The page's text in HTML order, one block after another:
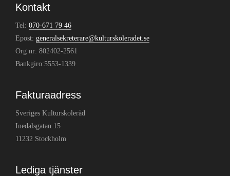
Kontakt
Tel: 070-671 79 46
Epost: generalsekreterare@kulturskoleradet.se
Org nr: 802402-2561
Bankgiro:5553-1339
Fakturaadress
Sveriges Kulturskoleråd
Inedalsgatan 15
11232 Stockholm
Lediga tjänster